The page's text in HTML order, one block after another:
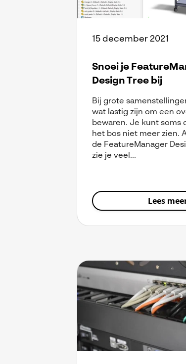
15 december 2021
Snoei je
Design Tree bij
Bij grote
wat lastig zijn om een
bewaren. Je kunt soms
het bos niet meer zien.
de FeatureManager
zie je veel...
Lees